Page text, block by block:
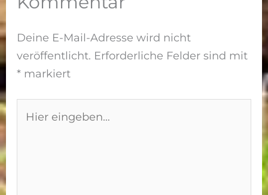
Deine E-Mail-Adresse wird nicht
veröffentlicht. Erforderliche Felder sind mit
* markiert
eingeben…